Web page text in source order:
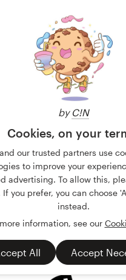
by C!N
Cookies, on your
our trusted partners use
to improve your
advertising. To allow this,
If you prefer, you can choose
instead.
information, see our
All Accept